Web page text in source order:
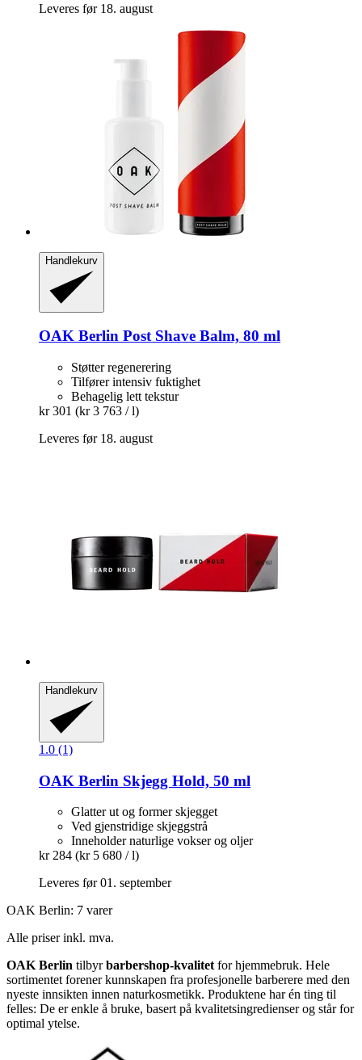
Leveres før 18. august
Handlekurv
OAK Berlin Post Shave Balm, 80 ml
Støtter regenerering
Tilfører intensiv fuktighet
Behagelig lett tekstur
kr 301 (kr 3 763 / l)
Leveres før 18. august
Handlekurv
1.0 (1)
OAK Berlin Skjegg Hold, 50 ml
Glatter ut og former skjegget
Ved gjenstridige skjeggstrå
Inneholder naturlige vokser og oljer
kr 284 (kr 5 680 / l)
Leveres før 01. september
OAK Berlin: 7 varer
Alle priser inkl. mva.
OAK Berlin tilbyrbarbershop-kvalitet for hjemmebruk. Hele
sortimentet forener kunnskapen fra profesjonelle barberere med den
nyeste innsikten innen naturkosmetikk. Produktene har én ting til
felles: De er enkle å bruke, basert på kvalitetsingredienser og står for
optimal ytelse.